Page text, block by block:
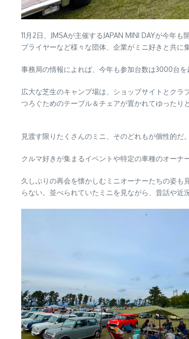
11月2日、JMSAが主催するJAPAN MINI DAYが今年
プライヤーなど様々な団体、企業がミニ好きと共に
事務局の情報によれば、今年も参加台数は3000台
広大な芝生のキャンプ場は、ショップサイトとクラ
つろぐためのテーブル＆チェアが置かれてゆったり
見渡す限りたくさんのミニ、そのどれもが個性的
クルマ好きが集まるイベントや特定の車種のオーナ
久しぶりの再会を懐かしむミニオーナーたちの姿
らない。並べられていたミニを見ながら、昔話や近